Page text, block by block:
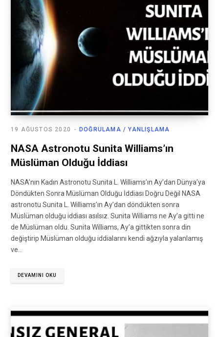
DOĞRULAMA / YANLIŞLAMA
19 AĞUSTOS 2020
NASA Astronotu Sunita Williams’ın
Müslüman Olduğu İddiası
NASA’nın Kadın Astronotu Sunita L. Williams’ın Ay’dan Dünya’ya
Döndükten Sonra Müslüman Olduğu İddiası Doğru Değil NASA
astronotu Sunita L. Williams’ın Ay’dan döndükten sonra
Müslüman olduğu iddiası asılsız. Sunita Williams ne Ay’a gitti ne
de Müslüman oldu. Sunita Williams, Ay’a gittikten sonra din
değiştirip Müslüman olduğu iddialarını kendi ağzıyla yalanlamış
ve…
DEVAMINI OKU